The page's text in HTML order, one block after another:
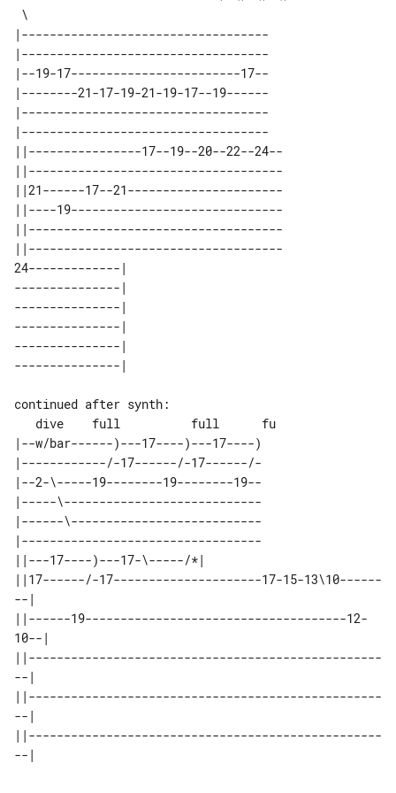
|-----------------------------------
|-----------------------------------
|--19-17------------------------17--
|--------21-17-19-21-19-17--19------
|-----------------------------------
|-----------------------------------
||----------------17--19--20--22--24--
||------------------------------------
||21------17--21----------------------
||----19------------------------------
||------------------------------------
||------------------------------------
24-------------|
---------------|
---------------|
---------------|
---------------|
|--w/bar------)---17----)---17----)
|------------/-17------/-17------/-
|--2-\-----19--------19--------19--
|-----\----------------------------
|------\---------------------------
|----------------------------------
||---17----)---17-\-----/*|
||17------/-17---------------------17-15-13\10------
--|
||------19-------------------------------------12-
10--|
||--------------------------------------------------
--|
||--------------------------------------------------
--|
||--------------------------------------------------